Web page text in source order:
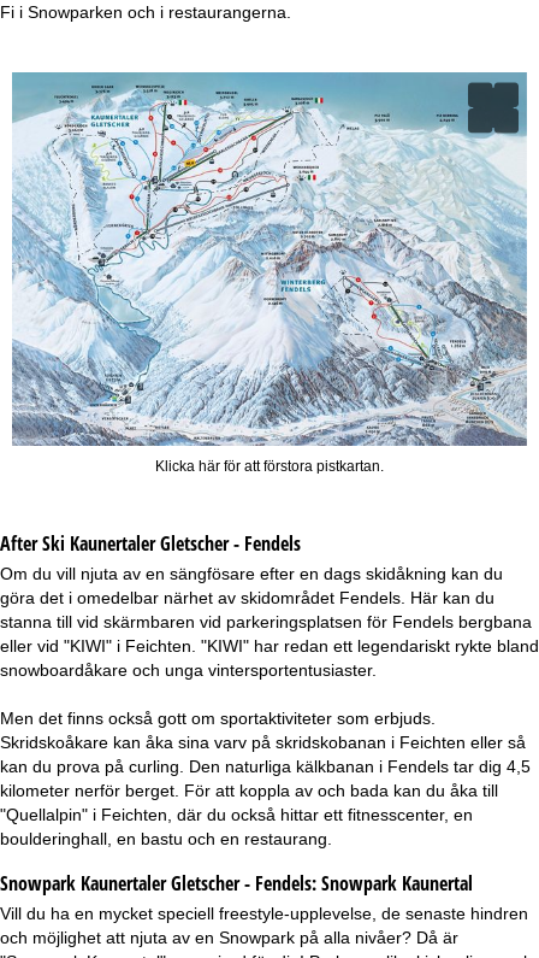
Fi i Snowparken och i restaurangerna.
Klicka här för att förstora pistkartan.
After Ski Kaunertaler Gletscher - Fendels
Om du vill njuta av en sängfösare efter en dags skidåkning kan du
göra det i omedelbar närhet av skidområdet Fendels. Här kan du
stanna till vid skärmbaren vid parkeringsplatsen för Fendels bergbana
eller vid "KIWI" i Feichten. "KIWI" har redan ett legendariskt rykte bland
snowboardåkare och unga vintersportentusiaster.
Men det finns också gott om sportaktiviteter som erbjuds.
Skridskoåkare kan åka sina varv på skridskobanan i Feichten eller så
kan du prova på curling. Den naturliga kälkbanan i Fendels tar dig 4,5
kilometer nerför berget. För att koppla av och bada kan du åka till
"Quellalpin" i Feichten, där du också hittar ett fitnesscenter, en
boulderinghall, en bastu och en restaurang.
Snowpark Kaunertaler Gletscher - Fendels:Snowpark Kaunertal
Vill du ha en mycket speciell freestyle-upplevelse, de senaste hindren
och möjlighet att njuta av en Snowpark på alla nivåer? Då är